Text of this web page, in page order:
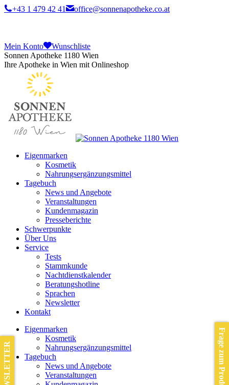
+43 1 479 42 41 office@sonnenapotheke.co.at
Mein Konto
Wunschliste
Sonnen Apotheke 1180 Wien
Ihre Apotheke in Wien mit Onlineshop
Eigenmarken
Kosmetik
Nahrungsergänzungsmittel
Tagebuch
News und Angebote
Veranstaltungen
Kundenmagazin
Presseberichte
Schwerpunkte
Über Uns
Service
Tests
Stammkunde
Nachtdienstkalender
Beratungshotline
Sprachen
Newsletter
Kontakt
Eigenmarken
Kosmetik
Nahrungsergänzungsmittel
Tagebuch
News und Angebote
Veranstaltungen
Frage zum Produkt?
NEWSLETTER